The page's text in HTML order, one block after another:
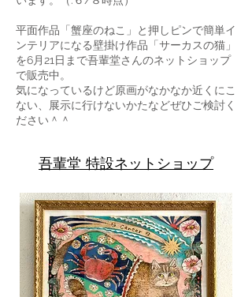
平面作品「蟹座のねこ」と押しピンで簡単イ
ンテリアになる壁掛け作品「サーカスの猫」
を6月21日まで吾輩堂さんのネットショップ
で販売中 ​。
気になっているけど原画がなかなか近くにこ
ない、展示に行けないかたなどぜひご検討く
ださい＾＾
吾輩堂 特設ネットショップh1